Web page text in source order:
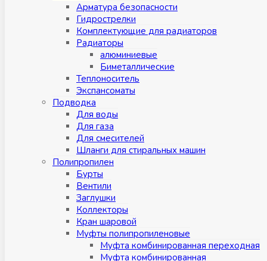
Арматура безопасности
Гидрострелки
Комплектующие для радиаторов
Радиаторы
алюминиевые
Биметаллические
Теплоноситель
Экспансоматы
Подводка
Для воды
Для газа
Для смесителей
Шланги для стиральных машин
Полипропилен
Бурты
Вентили
Заглушки
Коллекторы
Кран шаровой
Муфты полипропиленовые
Муфта комбинированная переходная
Муфта комбинированная